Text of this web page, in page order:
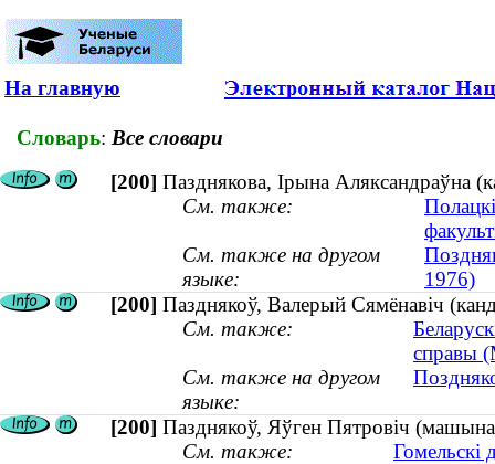
На главную
Словарь: Все словари
[200] Пазднякова, Ірына Аляксандраўна
См. также:
См. также на другом
языке:
1976)
[200] Пазднякоў, Валерый Сямёнавіч
См. также:
справы
См. также на другом
языке:
[200] Пазднякоў, Яўген Пятровіч
См. также:
Гомельскі